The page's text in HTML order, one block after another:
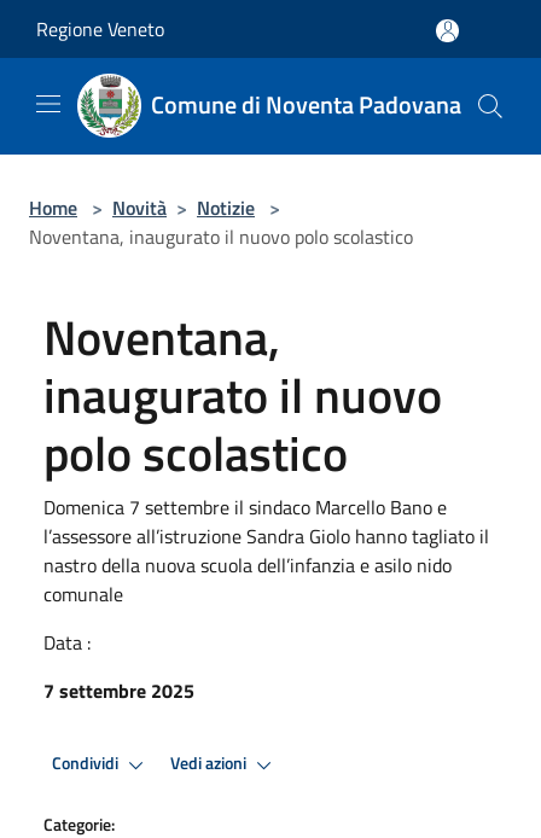
Regione Veneto
Comune di Noventa Padovana
Home > Novità > Notizie >
Noventana, inaugurato il nuovo polo scolastico
Noventana,
inaugurato il nuovo
polo scolastico
Domenica 7 settembre il sindaco Marcello Bano e
l’assessore all’istruzione Sandra Giolo hanno tagliato il
nastro della nuova scuola dell’infanzia e asilo nido
comunale
Data :
7 settembre 2025
Condividi Vedi azioni
Categorie: